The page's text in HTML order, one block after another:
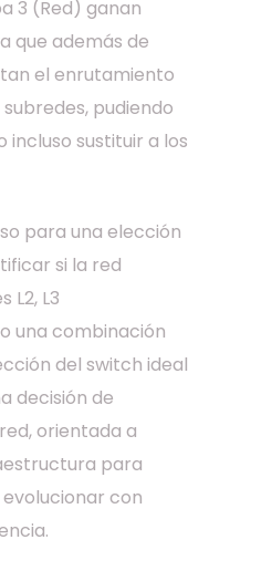
3 (Red) ganan
que además de
el enrutamiento
subredes, pudiendo
sustituir a los
para una elección
si la red
L2, L3
una combinación
del switch ideal
decisión de
orientada a
para
con